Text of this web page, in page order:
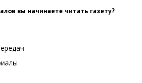
вы начинаете читать газету?